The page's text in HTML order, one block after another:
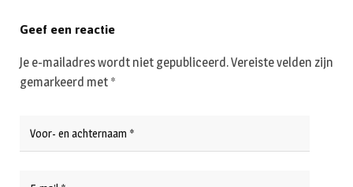
Geef een reactie
Je e-mailadres wordt niet gepubliceerd.Vereiste velden zijn
gemarkeerd met *